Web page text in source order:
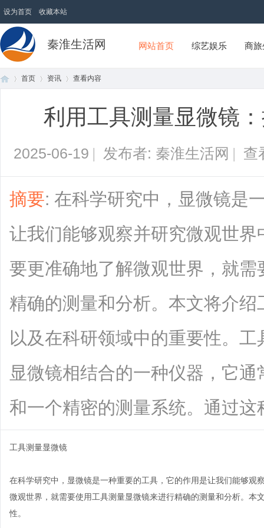
设为首页 收藏本站
秦淮生活网 网站首页 综艺娱乐 商
首页 资讯
›
查看内容
利用工具测量显微镜
2025-06-19 | 发布者: 秦淮生活网 | 查
摘要: 在科学研究中，显微镜是
让我们能够观察并研究微观世
要更准确地了解微观世界，就
精确的测量和分析。本文将介
以及在科研领域中的重要性。
显微镜相结合的一种仪器，它
和一个精密的测量系统。通过这
工具测量显微镜
在科学研究中，显微镜是一种重要的工具，它的作用是让我们能够观
微观世界，就需要使用工具测量显微镜来进行精确的测量和分析。本
性。